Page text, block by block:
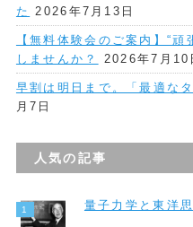
た
2026年7月13日
【無料体験会のご案内】“
しませんか？
2026年7月10
早割は明日まで。「最適な
月7日
人気の記事
量子力学と東洋